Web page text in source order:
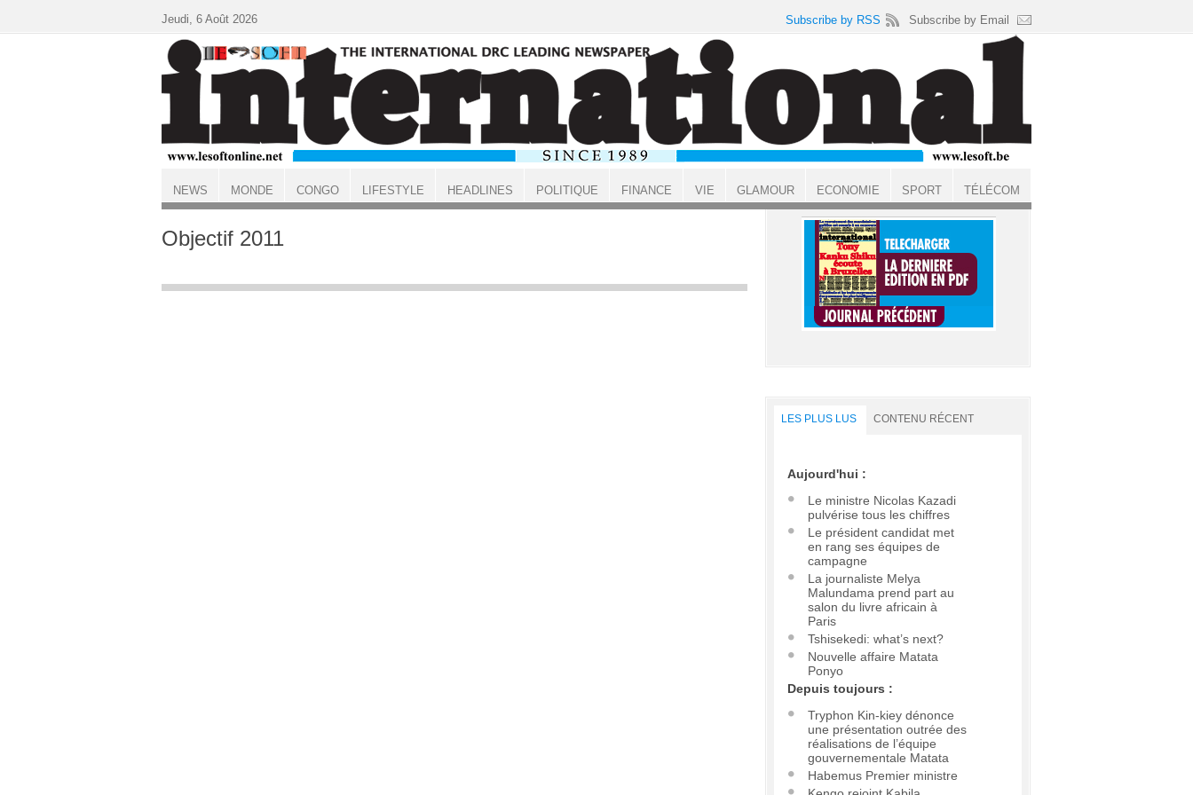
ACCUEIL
Objectif 2011
LES PLUS LUS CONTENU RÉCENT
Aujourd'hui :
Le ministre Nicolas Kazadi
pulvérise tous les chiffres
Le président candidat met
en rang ses équipes de
campagne
La journaliste Melya
Malundama prend part au
salon du livre africain à
Paris
Tshisekedi: what’s next?
Nouvelle affaire Matata
Ponyo
Depuis toujours :
Tryphon Kin-kiey dénonce
une présentation outrée des
réalisations de l’équipe
gouvernementale Matata
Habemus Premier ministre
Jeudi, 6 Août 2026 Subscribe by RSS Subscribe by Email
NEWS MONDE CONGO LIFESTYLE HEADLINES POLITIQUE FINANCE VIE GLAMOUR ECONOMIE SPORT TÉLÉCOM